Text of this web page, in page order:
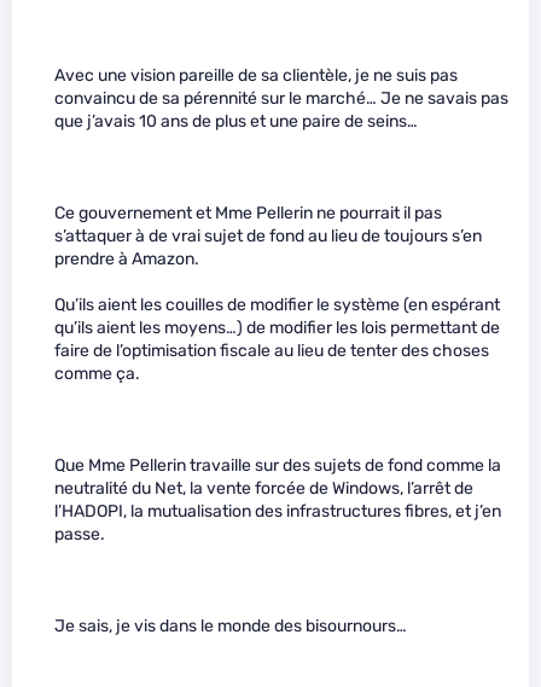
Avec une vision pareille de sa clientèle, je ne suis pas
convaincu de sa pérennité sur le marché… Je ne savais pas
que j’avais 10 ans de plus et une paire de seins…
Ce gouvernement et Mme Pellerin ne pourrait il pas
s’attaquer à de vrai sujet de fond au lieu de toujours s’en
prendre à Amazon.
Qu’ils aient les couilles de modifier le système (en espérant
qu’ils aient les moyens…) de modifier les lois permettant de
faire de l’optimisation fiscale au lieu de tenter des choses
comme ça.
Que Mme Pellerin travaille sur des sujets de fond comme la
neutralité du Net, la vente forcée de Windows, l’arrêt de
l’HADOPI, la mutualisation des infrastructures fibres, et j’en
passe.
Je sais, je vis dans le monde des bisournours…